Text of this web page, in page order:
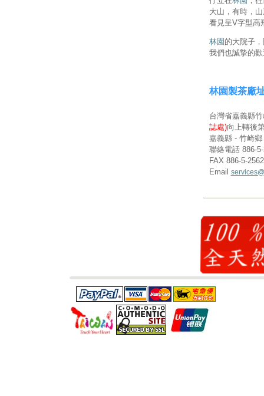
大山，有時，
看見呈V字型高
林園 的大院子
我們也誠摯的
林園製茶廠
台灣省嘉義縣
誌處)向上轉後
嘉義縣 - 竹崎鄉
聯絡電話 886-
FAX 886-5-
Email